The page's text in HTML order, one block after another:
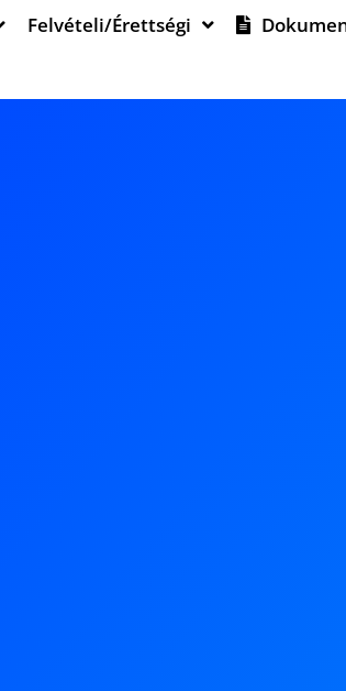
Felvételi/Érettségi